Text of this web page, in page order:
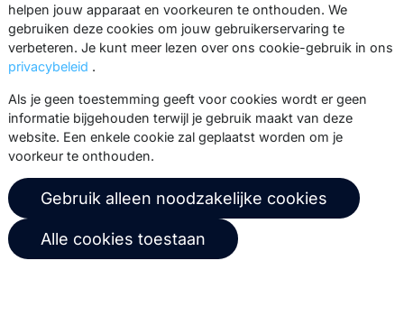
hoogte van onze product updates,
events, webinars, best practices en
whitepapers.
Abonneer
© 2026 Copernica B.V.
Algemene voorwaarden
Privacybeleid
Gebruikersovereenkomst
helpen jouw apparaat en voorkeuren te onthouden. We
gebruiken deze cookies om jouw gebruikerservaring te
verbeteren. Je kunt meer lezen over ons cookie-gebruik in ons
privacybeleid .
Als je geen toestemming geeft voor cookies wordt er geen
informatie bijgehouden terwijl je gebruik maakt van deze
website. Een enkele cookie zal geplaatst worden om je
voorkeur te onthouden.
Gebruik alleen noodzakelijke cookies
Alle cookies toestaan